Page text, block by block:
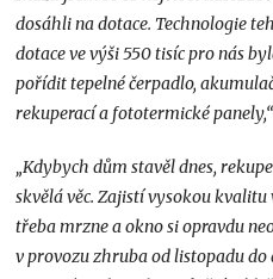
dosáhli na dotace. Technologie
dotace ve výši 550 tisíc pro nás
pořídit tepelné čerpadlo,
rekuperací a fototermické panely,“
„Kdybych dům stavěl dnes,
skvělá věc. Zajistí vysokou kvalitu
třeba mrzne a okno si opravdu
v provozu zhruba od listopadu do